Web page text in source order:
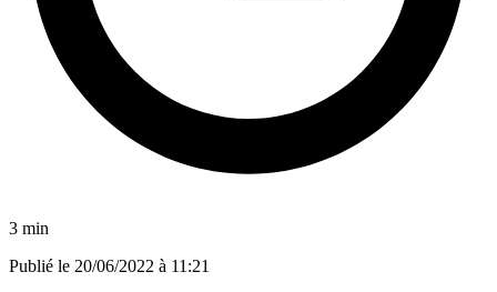
3 min
Publié le 20/06/2022 à 11:21